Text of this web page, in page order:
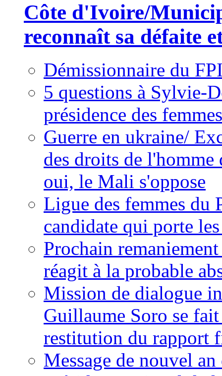
Côte d'Ivoire/
reconnaît sa défaite
Démissionnaire du
5 questions à Sylvie-
présidence des
Guerre en ukraine/
des droits de
oui, le Mali s'oppose
Ligue des femmes du
candidate qui porte
Prochain
réagit à la probable
Mission de dialogue
Guillaume Soro se
restitution du rapport
Message de nouvel